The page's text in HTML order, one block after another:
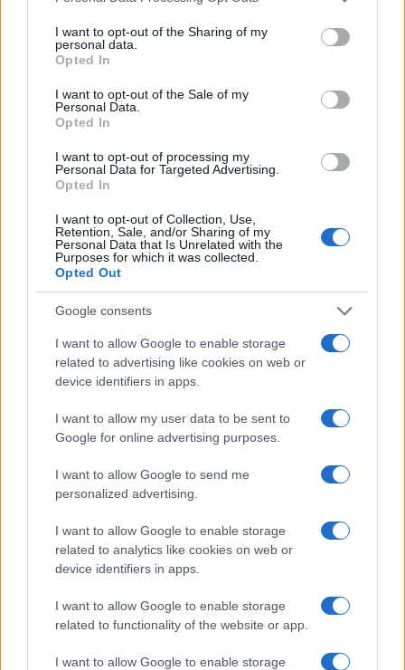
I want to opt-out of the Sharing of my
personal data.
Opted In
I want to opt-out of the Sale of my
Personal Data.
Opted In
I want to opt-out of processing my
Personal Data for Targeted Advertising.
Opted In
I want to opt-out of Collection, Use,
Retention, Sale, and/or Sharing of my
Personal Data that Is Unrelated with the
Purposes for which it was collected.
Opted Out
Google consents
I want to allow Google to enable storage
related to advertising like cookies on web or
device identifiers in apps.
I want to allow my user data to be sent to
Google for online advertising purposes.
I want to allow Google to send me
personalized advertising.
I want to allow Google to enable storage
related to analytics like cookies on web or
device identifiers in apps.
I want to allow Google to enable storage
related to functionality of the website or app.
I want to allow Google to enable storage
Rispondi VIsualizza le risposte
15 Settembre 2022, 17:08 17:08
ETERNO???
Ci parli adesso di Pelè…………., insomma, il PIU GRANDE DI
TUTTI I TEMPI DI OGNI SPORT POPOLARE,
il Tennis ” è per RICCHI “, cosi come il GOLF, CRICKET, POLO.
Rispondi VIsualizza le risposte
Pico
15 Settembre 2022, 16:43 16:43
Rispondi VIsualizza le risposte
Carica altri commenti